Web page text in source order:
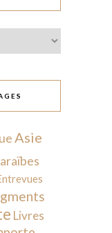
Asie
Livres